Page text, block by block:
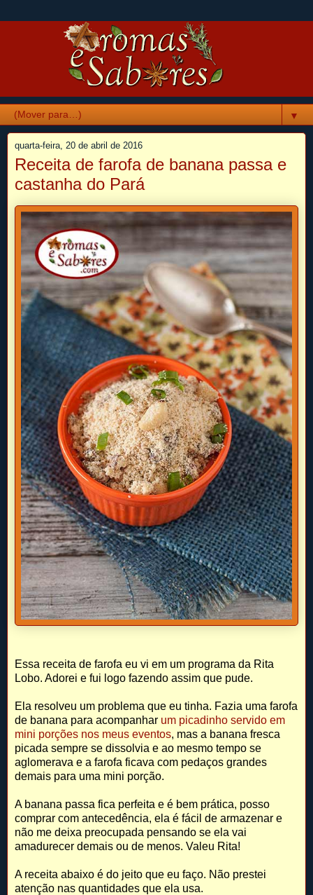
▼
quarta-feira, 20 de abril de 2016
Receita de farofa de banana passa e
castanha do Pará
Essa receita de farofa eu vi em um programa da Rita
Lobo. Adorei e fui logo fazendo assim que pude.
Ela resolveu um problema que eu tinha. Fazia uma farofa
de banana para acompanhar um picadinho servido em
mini porções nos meus eventos, mas a banana fresca
picada sempre se dissolvia e ao mesmo tempo se
aglomerava e a farofa ficava com pedaços grandes
demais para uma mini porção.
A banana passa fica perfeita e é bem prática, posso
comprar com antecedência, ela é fácil de armazenar e
não me deixa preocupada pensando se ela vai
amadurecer demais ou de menos. Valeu Rita!
A receita abaixo é do jeito que eu faço. Não prestei
atenção nas quantidades que ela usa.